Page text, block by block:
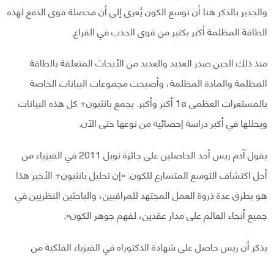
والجدير بالذكر هنا أن توسع الكون يُعزى إلى أن محصلة قوى الدفع لهذه
الطاقة المظلمة أكبر بكثير من قوى الجذب في الفراغ.
منذ ذلك الحين صدر العديد والعديد من الأبحاث المتعلقة بالطاقة
المظلمة والمادة المظلمة، وأصبحت مجموعات البيانات الخاصة
بالمستعرات العظمى 1a أكبر وأكبر. يجمع بانثيون+ كل هذه البيانات
ويحللها في أكبر دراسة إحصائية من نوعها حتى الآن.
يقول آدم ريس أحد الحاصلين على جائزة نوبل 2011 في الفيزياء من
أجل اكتشاف التوسع المتسارع للكون: «إن تحليل بانثيون+ الأخير هذا
هو بطرق عدة ذروة العمل المجتهد للمراقبين، والباحثين النظريين في
جميع أنحاء العالم على مدار عقدين، لفهم جوهر الكون».
يذكر أن ريس حاصل على شهادة الدكتوراه في الفيزياء الفلكية من